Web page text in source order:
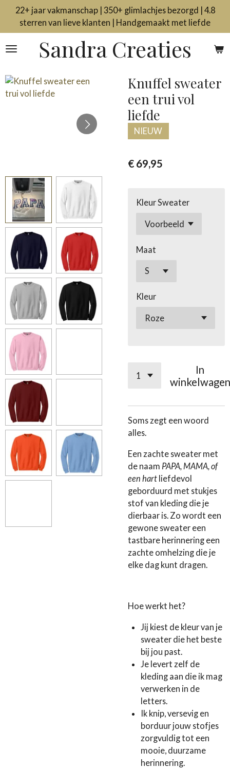
direct
naar
de
hoofdinhoudSandra Creaties
22+ jaar vakmanschap | 350+ glimlachjes bezorgd | 4.8
sterren van lieve klanten | Handgemaakt met liefde
Knuffel sweater
een trui vol
liefde
NIEUW
€ 69,95
Kleur Sweater
Maat
Kleur
In
winkelwagen
Soms zegt een woord
alles.
Een zachte sweater met
de naam PAPA, MAMA, of
een hart liefdevol
geborduurd met stukjes
stof van kleding die je
dierbaar is. Zo wordt een
gewone sweater een
tastbare herinnering een
zachte omhelzing die je
elke dag kunt dragen.
Hoe werkt het?
Jij kiest de kleur van je
sweater die het beste
bij jou past.
Je levert zelf de
kleding aan die ik mag
verwerken in de
letters.
Ik knip, versevig en
borduur jouw stofjes
zorgvuldig tot een
mooie, duurzame
herinnering.